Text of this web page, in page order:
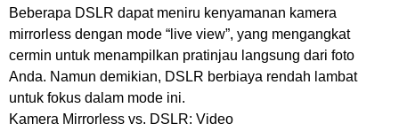
Beberapa DSLR dapat meniru kenyamanan kamera
mirrorless dengan mode “live view”, yang mengangkat
cermin untuk menampilkan pratinjau langsung dari foto
Anda. Namun demikian, DSLR berbiaya rendah lambat
untuk fokus dalam mode ini.
Kamera Mirrorless vs. DSLR: Video